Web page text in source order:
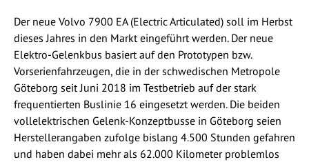
Der neue Volvo 7900 EA (Electric Articulated) soll im Herbst
dieses Jahres in den Markt eingeführt werden. Der neue
Elektro-Gelenkbus basiert auf den Prototypen bzw.
Vorserienfahrzeugen, die in der schwedischen Metropole
Göteborg seit Juni 2018 im Testbetrieb auf der stark
frequentierten Buslinie 16 eingesetzt werden. Die beiden
vollelektrischen Gelenk-Konzeptbusse in Göteborg seien
Herstellerangaben zufolge bislang 4.500 Stunden gefahren
und haben dabei mehr als 62.000 Kilometer problemlos